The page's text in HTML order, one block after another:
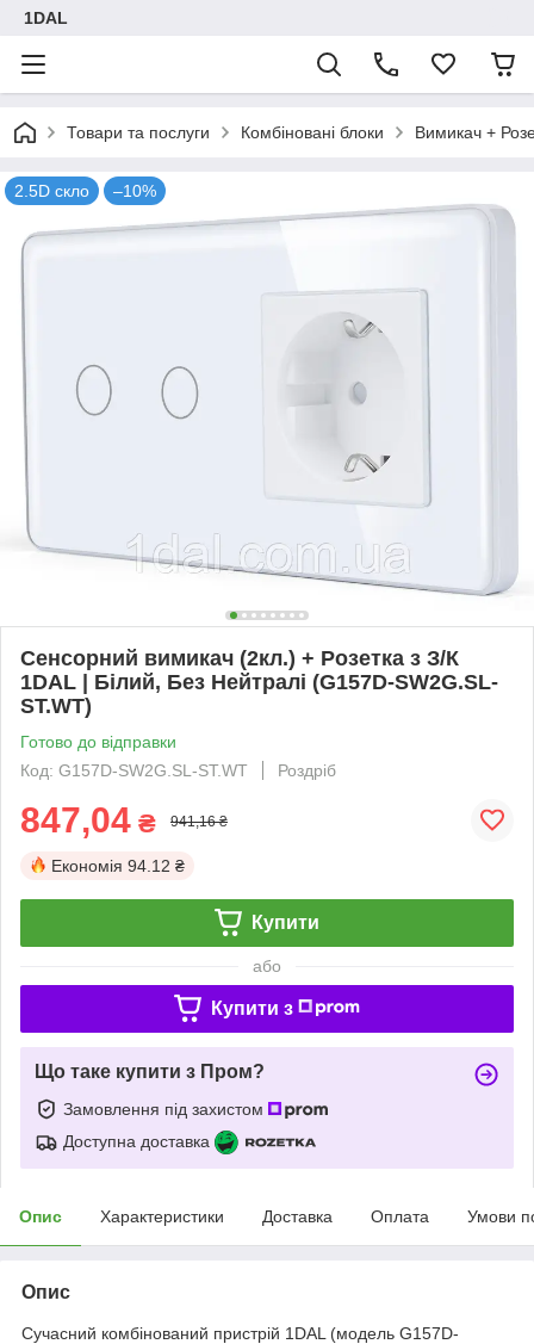
1DAL
Товари та послуги Комбіновані блоки Вимикач +
2.5D скло –10%
Сенсорний вимикач (2кл.) + Розетка з З/К
1DAL | Білий, Без Нейтралі (G157D-SW2G.SL-
ST.WT)
Готово до відправки
Код: G157D-SW2G.SL-ST.WT
Роздріб
847,04 ₴ 941,16 ₴
Економія 94.12 ₴
Купити
або
Купити з
Що таке купити з Пром?
Замовлення під захистом
Доступна доставка
Опис Характеристики Доставка Оплата Умови
Опис
Сучасний комбінований пристрій 1DAL (модель G157D-